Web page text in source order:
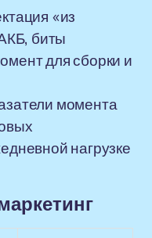
«из
биты
для сборки и
момента
нагрузке